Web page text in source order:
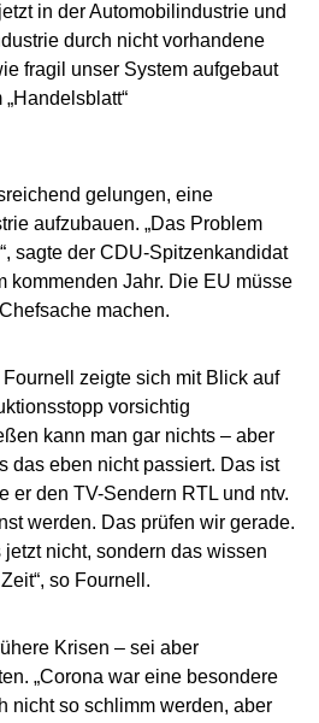
in der Automobilindustrie und
durch nicht vorhandene
fragil unser System aufgebaut
gelungen, eine
aufzubauen. „Das Problem
sagte der CDU-Spitzenkandidat
kommenden Jahr. Die EU müsse
machen.
zeigte sich mit Blick auf
vorsichtig
kann man gar nichts – aber
das eben nicht passiert. Das ist
er den TV-Sendern RTL und ntv.
werden. Das prüfen wir gerade.
nicht, sondern das wissen
so Fournell.
Krisen – sei aber
„Corona war eine besondere
nicht so schlimm werden, aber